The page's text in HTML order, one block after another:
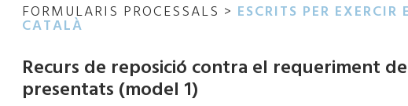
FORMULARIS PROCESSALS > ESCRITS PER
CATALÀ
Recurs de reposició contra el requeriment
presentats (model 1)